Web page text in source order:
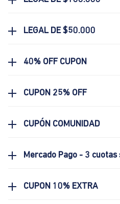
LEGAL DE $50.000
40% OFF CUPON
CUPON 25% OFF
CUPÓN COMUNIDAD
Mercado Pago - 3
CUPON 10% EXTRA